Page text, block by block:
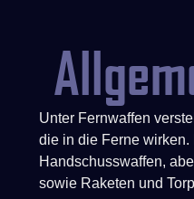
Unter Fernwaffen
die in die Ferne wirken.
Handschusswaffen,
sowie Raketen und